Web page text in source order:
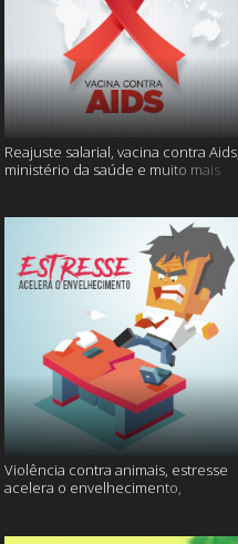
Reajuste salarial, vacina contra Aids,
ministério da saúde e muito mais
Violência contra animais, estresse
acelera o envelhecimento,